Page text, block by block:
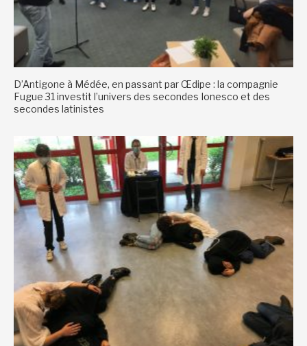
D’Antigone à Médée, en passant par Œdipe : la compagnie
Fugue 31 investit l’univers des secondes Ionesco et des
secondes latinistes